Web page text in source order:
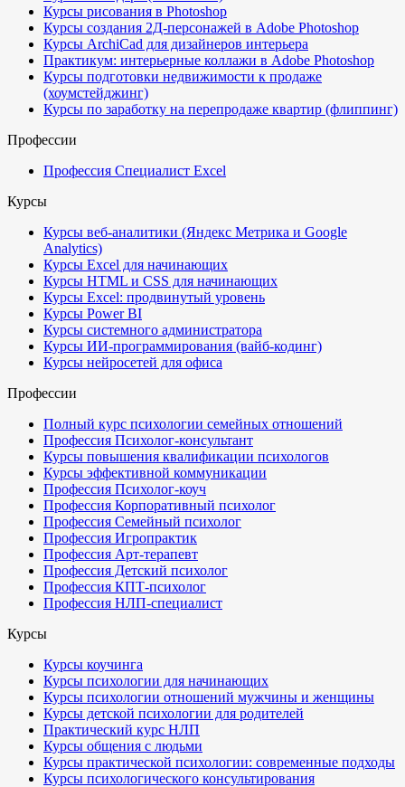
Курсы рисования в Photoshop
Курсы создания 2Д-персонажей в Adobe Photoshop
Курсы ArchiCad для дизайнеров интерьера
Практикум: интерьерные коллажи в Adobe Photoshop
Курсы подготовки недвижимости к продаже
(хоумстейджинг)
Курсы по заработку на перепродаже квартир (флиппинг)
Профессии
Профессия Специалист Excel
Курсы
Курсы веб-аналитики (Яндекс Метрика и Google
Analytics)
Курсы Excel для начинающих
Курсы HTML и CSS для начинающих
Курсы Excel: продвинутый уровень
Курсы Power BI
Курсы системного администратора
Курсы ИИ-программирования (вайб-кодинг)
Курсы нейросетей для офиса
Профессии
Полный курс психологии семейных отношений
Профессия Психолог-консультант
Курсы повышения квалификации психологов
Курсы эффективной коммуникации
Профессия Психолог-коуч
Профессия Корпоративный психолог
Профессия Семейный психолог
Профессия Игропрактик
Профессия Арт-терапевт
Профессия Детский психолог
Профессия КПТ-психолог
Профессия НЛП-специалист
Курсы
Курсы коучинга
Курсы психологии для начинающих
Курсы психологии отношений мужчины и женщины
Курсы детской психологии для родителей
Практический курс НЛП
Курсы общения с людьми
Курсы практической психологии: современные подходы
Курсы психологического консультирования